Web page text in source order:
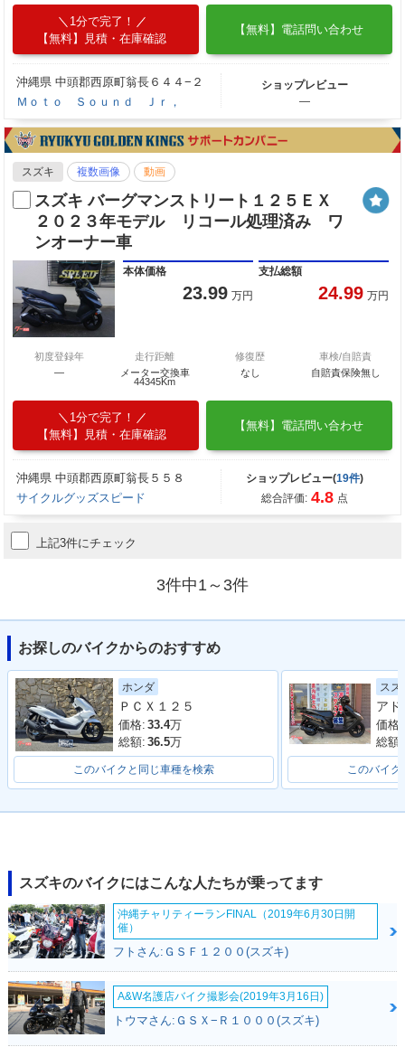
1分で完了！
【無料】見積・在庫確認
【無料】電話問い合わせ
沖縄県 中頭郡西原町翁長６４４−２
Ｍｏｔｏ Ｓｏｕｎｄ Ｊｒ，
ショップレビュー
―
スズキ 複数画像 動画
スズキ バーグマンストリート１２５ＥＸ
２０２３年モデル リコール処理済み ワ
ンオーナー車
本体価格
23.99 万円
支払総額
24.99 万円
初度登録年
―
走行距離
メーター交換車
44345Km
修復歴
なし
車検/自賠責
自賠責保険無し
1分で完了！
【無料】見積・在庫確認
【無料】電話問い合わせ
沖縄県 中頭郡西原町翁長５５８
サイクルグッズスピード
ショップレビュー(19件)
総合評価: 4.8 点
上記3件にチェック
3件中1～3件
お探しのバイクからのおすすめ
ホンダ
ＰＣＸ１２５
価格: 33.4万
総額: 36.5万
このバイクと同じ車種を検索
スズ
価格:
総額:
このバイ
スズキのバイクにはこんな人たちが乗ってます
沖縄チャリティーランFINAL（2019年6月30日開
催）
フトさん:ＧＳＦ１２００(スズキ)
A&W名護店バイク撮影会(2019年3月16日)
トウマさん:ＧＳＸ−Ｒ１０００(スズキ)